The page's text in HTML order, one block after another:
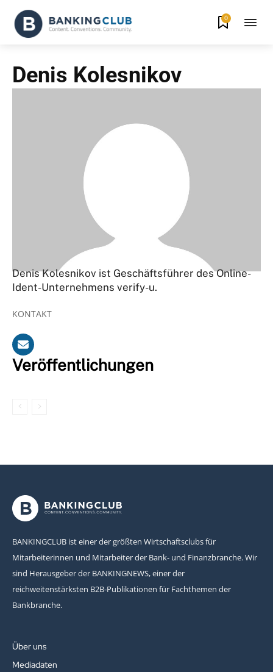
0
Denis Kolesnikov
Denis Kolesnikov ist Geschäftsführer des Online-
Ident-Unternehmens verify-u.
KONTAKT
Veröffentlichungen
BANKINGCLUB ist einer der größten Wirtschaftsclubs für
Mitarbeiterinnen und Mitarbeiter der Bank- und Finanzbranche. Wir
sind Herausgeber der BANKINGNEWS, einer der
reichweitenstärksten B2B-Publikationen für Fachthemen der
Bankbranche.
Über uns
Mediadaten